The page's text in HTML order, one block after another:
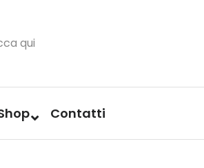
qui
Contatti